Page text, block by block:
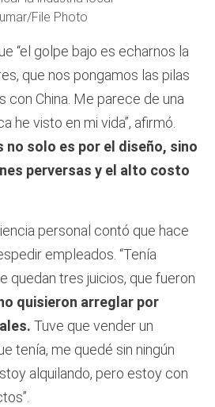
File Photo
“el golpe bajo es echarnos la
que nos pongamos las pilas
con China. Me parece de una
he visto en mi vida”, afirmó.
no solo es por el diseño, sino
perversas y el alto costo
personal contó que hace
empleados. “Tenía
quedan tres juicios, que fueron
quisieron arreglar por
Tuve que vender un
tenía, me quedé sin ningún
alquilando, pero estoy con